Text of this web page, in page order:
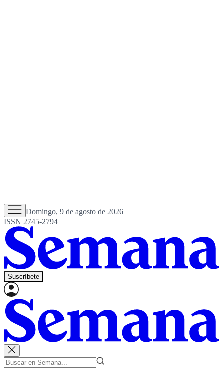
Domingo, 9 de agosto de 2026
ISSN 2745-2794
Suscríbete